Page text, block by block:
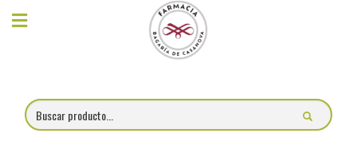
×
online
Farmacia